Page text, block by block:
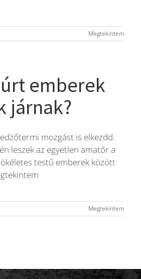
Megtekintem
emberek
járnak?
mozgást is elkezdd.
leszek az egyetlen amatőr a
testű emberek között
Megtekintem